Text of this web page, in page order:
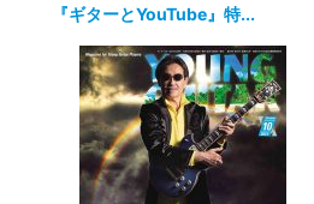
『ギターとYouTube』特...